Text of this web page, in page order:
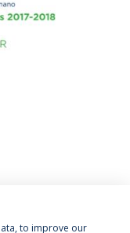
to improve our